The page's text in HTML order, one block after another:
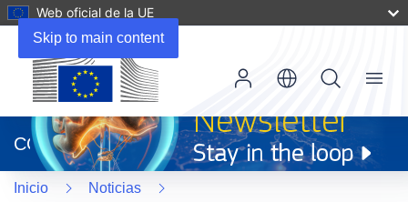
Skip to main content
Web oficial de la UE
abrirá
en
una
nueva
CORDIS
Menu
Inicio
Noticias